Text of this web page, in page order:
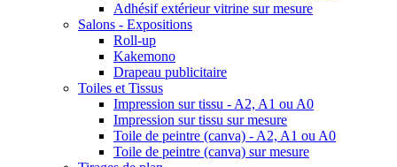
Adhésif extérieur vitrine sur mesure
Salons - Expositions
Roll-up
Kakemono
Drapeau publicitaire
Toiles et Tissus
Impression sur tissu - A2, A1 ou A0
Impression sur tissu sur mesure
Toile de peintre (canva) - A2, A1 ou A0
Toile de peintre (canva) sur mesure